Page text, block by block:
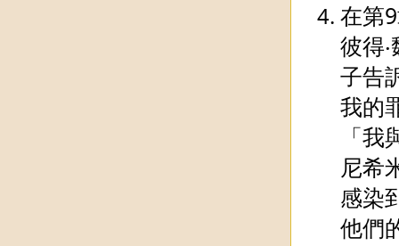
在第
彼得
子告
我的
「
尼希
感染
他們